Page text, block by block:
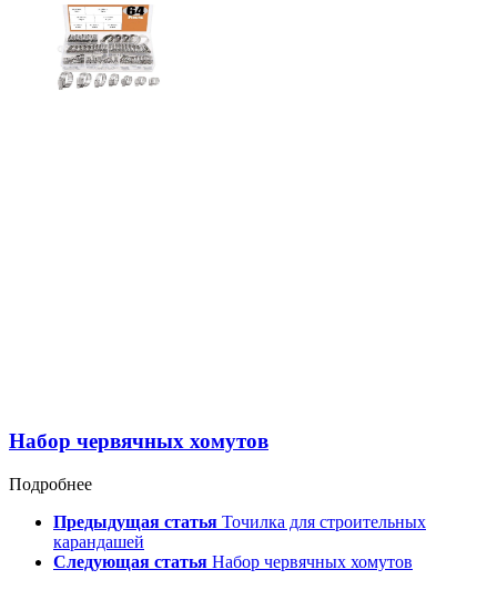
Набор червячных хомутов
Подробнее
Предыдущая статья Точилка для строительных
карандашей
Следующая статья Набор червячных хомутов